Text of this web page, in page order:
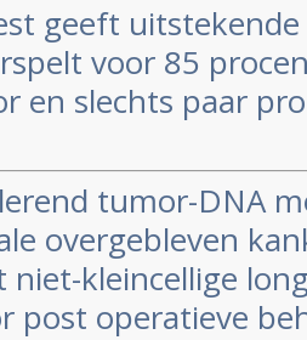
geeft
voor 85
en slechts paar
tumor-DNA
overgebleven
kleincellige
post operatieve